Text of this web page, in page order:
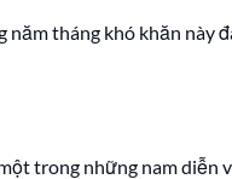
tháng khó khăn này
trong những nam diễn